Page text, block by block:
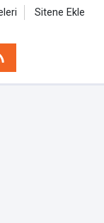
Sitene Ekle